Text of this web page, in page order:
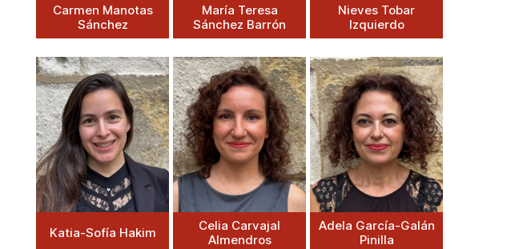
Carmen Manotas
Sánchez
María Teresa
Sánchez Barrón
Nieves Tobar
Izquierdo
Katia-Sofía Hakim
Celia Carvajal
Almendros
Adela García-Galán
Pinilla